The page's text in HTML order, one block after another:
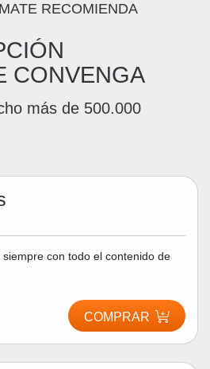
RECOMIENDA
CONVENGA
más de 500.000
con todo el contenido de
COMPRAR